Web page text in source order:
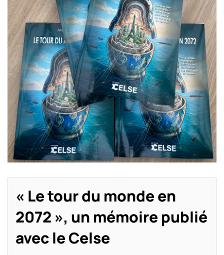
« Le tour du monde en
2072 », un mémoire publié
avec le Celse